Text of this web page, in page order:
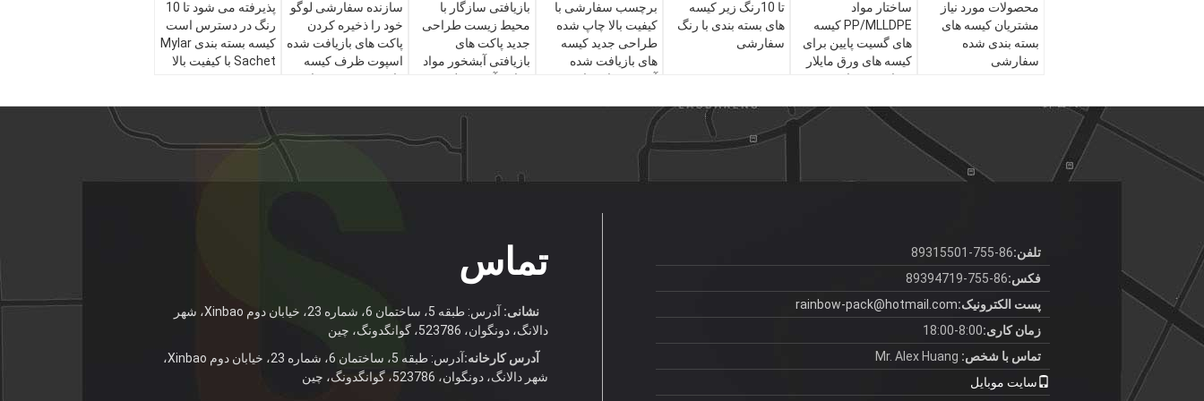
پذیرفته می شود تا 10
رنگ در دسترس است
کیسه بسته بندی Mylar
Sachet با کیفیت بالا
سازنده سفارشی لوگو
خود را ذخیره کردن
پاکت های بازیافت شده
اسپوت ظرف کیسه
های مهر و موم برای
بازیافتی سازگار با
محیط زیست طراحی
جدید پاکت های
بازیافتی آبشخور مواد
غذایی آبمیوه ظرف
برچسب سفارشی با
کیفیت بالا چاپ شده
طراحی جدید کیسه
های بازیافت شده
آبمیوه مواد غذایی
بندی
تا 10رنگ زیر کیسه
های بسته بندی با رنگ
سفارشی
ساختار مواد
PP/MLLDPE کیسه
های گسیت پایین برای
کیسه های ورق مایلار
سفارش سفارشی
محصولات مورد نیاز
مشتریان کیسه های
بسته بندی شده
سفارشی
تماس
نشانی:
آدرس: طبقه 5، ساختمان 6، شماره 23، خیابان دوم Xinbao، شهر
دالانگ، دونگوان، 523786، گوانگدونگ، چین
آدرس کارخانه:
آدرس: طبقه 5، ساختمان 6، شماره 23، خیابان دوم Xinbao،
شهر دالانگ، دونگوان، 523786، گوانگدونگ، چین
تلفن:86-755-89315501
فکس:86-755-89394719
پست الکترونیک:rainbow-pack@hotmail.com
زمان کاری:8:00-18:00
تماس با شخص:
سایت موبایل